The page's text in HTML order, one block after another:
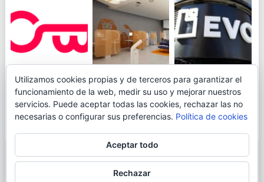
JUEGA AL
CANICÓDROMO
DIGITAL DE
OPENBANK
ING TOCA SUELO EN
LA RENTABILIDAD
DE SU CUENTA
NARANJA: 0,01% TAE
EVO BANK
PERMITIRÁ
INGRESAR DINERO
DESDE LAS OFICINAS
© 2026BLOGAHORRO.
CONTACTA CON EL AUTOR
Utilizamos cookies propias y de terceros para garantizar el
funcionamiento de la web, medir su uso y mejorar nuestros
servicios. Puede aceptar todas las cookies, rechazar las no
necesarias o configurar sus preferencias. Política de cookies
Aceptar todo
Rechazar